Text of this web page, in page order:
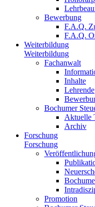
Bewerbung
F.A.Q.
F.A.Q.
Weiterbildung
Weiterbildung
Fachanwalt
Inhalte
Lehrende
Bochumer
Aktuelle
Archiv
Forschung
Forschung
Promotion